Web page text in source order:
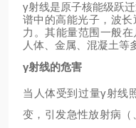
γ射线是原子核能级跃
谱中的高能光子，波
力。其能量范围一般
人体、金属、混凝土等
γ射线的危害
当人体受到过量γ射线
变，引发急性放射病（